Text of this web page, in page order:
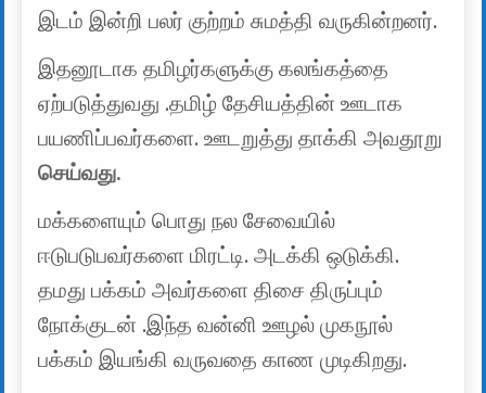
இடம் இன்றி பலர் குற்றம் சுமத்தி வருகின்றனர்.
இதனூடாக தமிழர்களுக்கு கலங்கத்தை
ஏற்படுத்துவது .தமிழ் தேசியத்தின் ஊடாக
பயணிப்பவர்களை. ஊடறுத்து தாக்கி அவதூறு
செய்வது.
மக்களையும் பொது நல சேவையில்
ஈடுபடுபவர்களை மிரட்டி. அடக்கி ஒடுக்கி.
தமது பக்கம் அவர்களை திசை திருப்பும்
நோக்குடன் .இந்த வன்னி ஊழல் முகநூல்
பக்கம் இயங்கி வருவதை காண முடிகிறது.